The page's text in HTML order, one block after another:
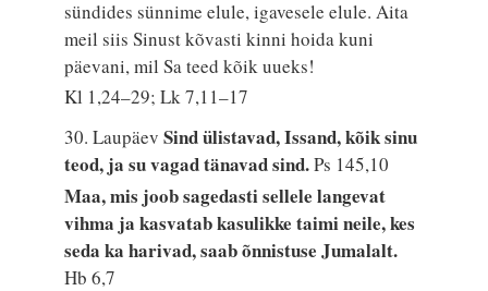
sündides sünnime elule, igavesele elule. Aita
meil siis Sinust kõvasti kinni hoida kuni
päevani, mil Sa teed kõik uueks!
Kl 1,24–29; Lk 7,11–17
30. LaupäevSind ülistavad, Issand, kõik sinu
teod, ja su vagad tänavad sind.Ps 145,10
Maa, mis joob sagedasti sellele langevat
vihma ja kasvatab kasulikke taimi neile, kes
seda ka harivad, saab õnnistuse Jumalalt.
Hb 6,7